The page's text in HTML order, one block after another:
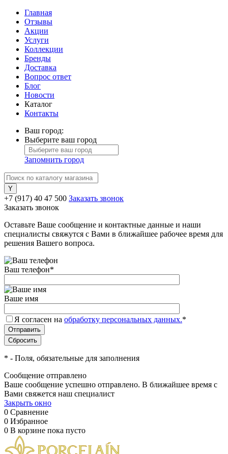
Главная
Отзывы
Акции
Услуги
Коллекции
Бренды
Доставка
Вопрос ответ
Блог
Новости
Каталог
Контакты
Ваш город:
Выберите ваш город
Запомнить город
+7 (917) 40 47 500 Заказать звонок
Заказать звонок
Оставьте Ваше сообщение и контактные данные и наши
специалисты свяжутся с Вами в ближайшее рабочее время для
решения Вашего вопроса.
Ваш телефон*
Ваше имя
Я согласен на обработку персональных данных.*
* - Поля, обязательные для заполнения
Сообщение отправлено
Ваше сообщение успешно отправлено. В ближайшее время с
Вами свяжется наш специалист
Закрыть окно
0 Сравнение
0 Избранное
0 В корзине пока пусто